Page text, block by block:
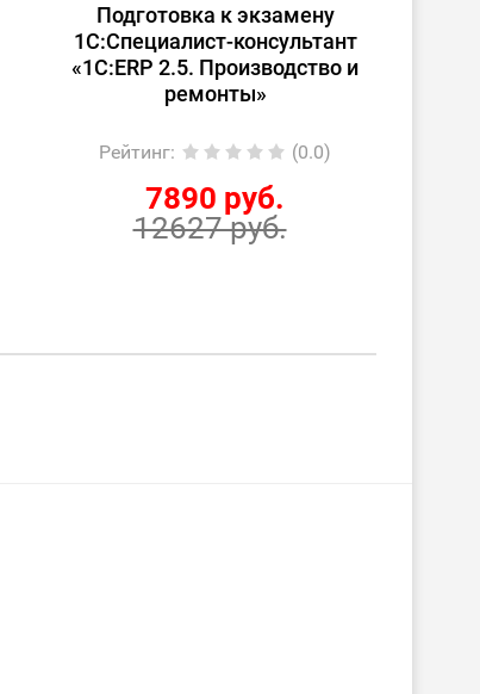
Подготовка к экзамену
1С:Специалист-консультант
«1С:ERP 2.5. Производство и
ремонты»
Рейтинг: (0.0)
7890 руб.
12627 руб.